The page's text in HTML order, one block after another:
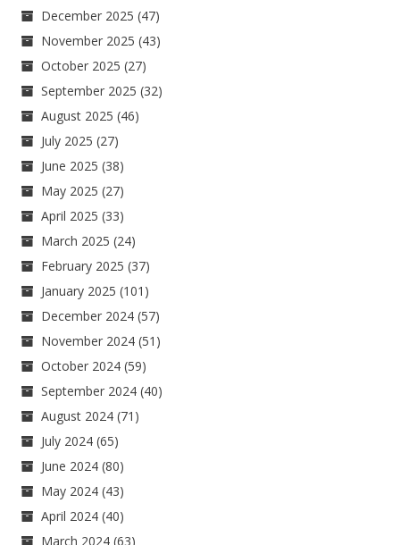
December 2025 (47)
November 2025 (43)
October 2025 (27)
September 2025 (32)
August 2025 (46)
July 2025 (27)
June 2025 (38)
May 2025 (27)
April 2025 (33)
March 2025 (24)
February 2025 (37)
January 2025 (101)
December 2024 (57)
November 2024 (51)
October 2024 (59)
September 2024 (40)
August 2024 (71)
July 2024 (65)
June 2024 (80)
May 2024 (43)
April 2024 (40)
March 2024 (63)